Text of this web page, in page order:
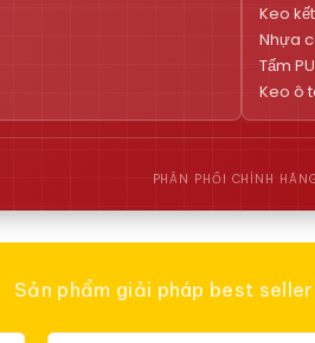
Keo
Nhựa
Tấm
Keo ô
PHÂN PHỐI CHÍNH
Sản phẩm giải pháp best seller